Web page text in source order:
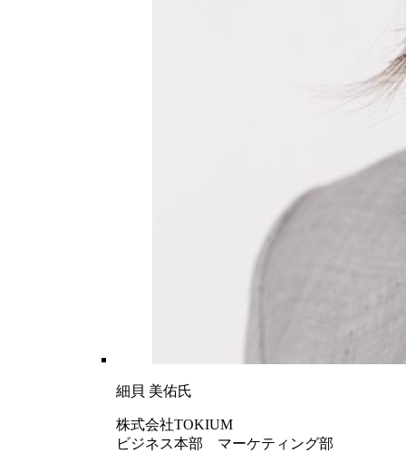
細貝 美佑氏
株式会社TOKIUM
ビジネス本部 マーケティング部